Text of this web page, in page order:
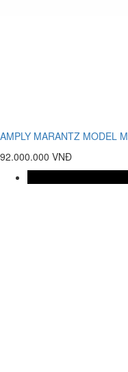
AMPLY MARANTZ MODEL
92.000.000 VNĐ